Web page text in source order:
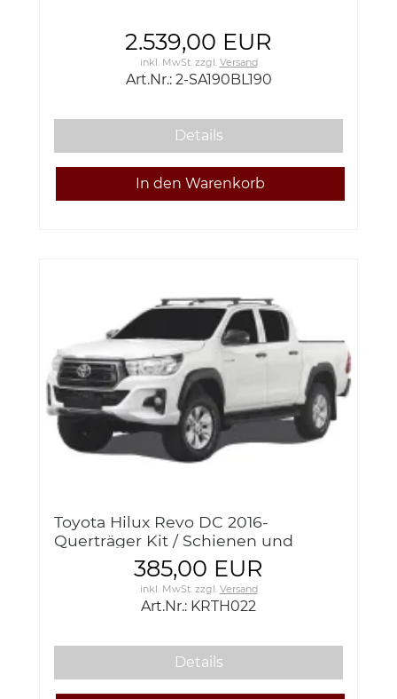
2.539,00 EUR
inkl. MwSt.zzgl. Versand
Art.Nr.: 2-SA190BL190
Details
Toyota Hilux Revo DC 2016-
Querträger Kit / Schienen und
Befestigungsfüße Front Runner
385,00 EUR
inkl. MwSt.zzgl. Versand
Art.Nr.: KRTH022
Details